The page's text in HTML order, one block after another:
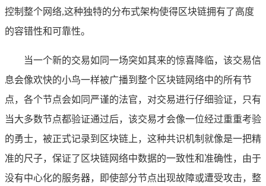
控制整个网络,这种独特的分布式架构使得区块链拥有了高度
的容错性和可靠性。
当一个新的交易如同一场突如其来的惊喜降临，该交易信
息会像欢快的小鸟一样被广播到整个区块链网络中的所有节
点，各个节点会如同严谨的法官，对交易进行仔细验证，只有
当大多数节点都验证通过后，该交易才会像一位经过重重考验
的勇士，被正式记录到区块链上，这种共识机制就像是一把精
准的尺子，保证了区块链网络中数据的一致性和准确性，由于
没有中心化的服务器，即使部分节点出现故障或遭受攻击，整